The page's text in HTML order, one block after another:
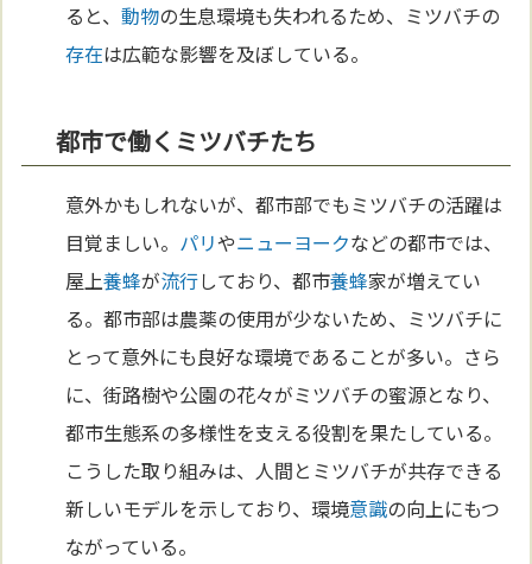
ると、動物の生息環境も失われるため、ミツバチの
存在は広範な影響を及ぼしている。
都市で働くミツバチたち
意外かもしれないが、都市部でもミツバチの活躍は
目覚ましい。 パリやニューヨークなどの都市では、
屋上養蜂が流行しており、都市養蜂家が増えてい
る。都市部は農薬の使用が少ないため、ミツバチに
とって意外にも良好な環境であることが多い。さら
に、街路樹や公園の花々がミツバチの蜜源となり、
都市生態系の多様性を支える役割を果たしている。
こうした取り組みは、人間とミツバチが共存できる
新しいモデルを示しており、環境意識の向上にもつ
ながっている。